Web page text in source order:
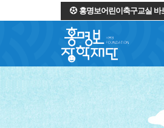
홍명보어린이축구교실 바